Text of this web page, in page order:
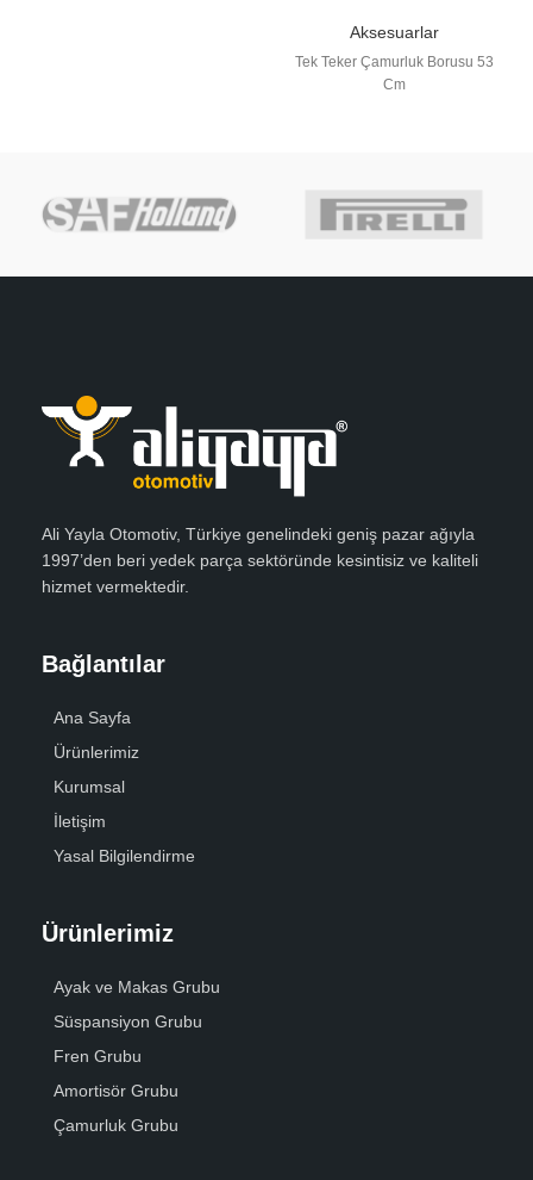
Aksesuarlar
Tek Teker Çamurluk Borusu 53
Cm
Ali Yayla Otomotiv, Türkiye genelindeki geniş pazar ağıyla
1997’den beri yedek parça sektöründe kesintisiz ve kaliteli
hizmet vermektedir.
Bağlantılar
Ana Sayfa
Ürünlerimiz
Kurumsal
İletişim
Yasal Bilgilendirme
Ürünlerimiz
Ayak ve Makas Grubu
Süspansiyon Grubu
Fren Grubu
Amortisör Grubu
Çamurluk Grubu